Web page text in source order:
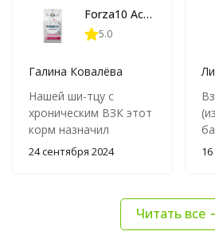
Forza10 Active Intestinal сухой корм для взрослых собак всех пород при проблемах пищеварения - 4 кг
5.0
Галина Ковалёва
Нашей ши-тцу с
хроническим ВЗК этот
корм назначил
гастроэнтеролог, и
наконец, после
подходящего белка,
мы остановились на
данной продукции.
24 сентября 2024
Читать все